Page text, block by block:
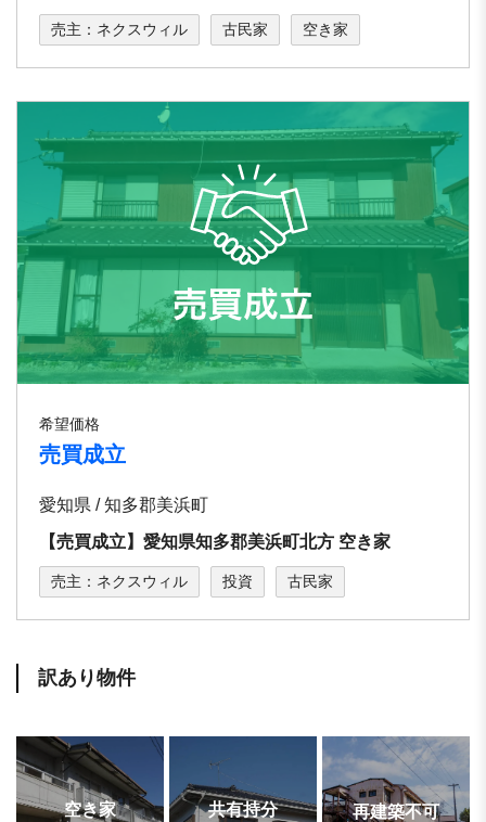
売主：ネクスウィル 古民家 空き家
希望価格
売買成立
愛知県 / 知多郡美浜町
【売買成立】愛知県知多郡美浜町北⽅ 空き家
売主：ネクスウィル 投資 古民家
訳あり物件
空き家 共有持分 再建築不可